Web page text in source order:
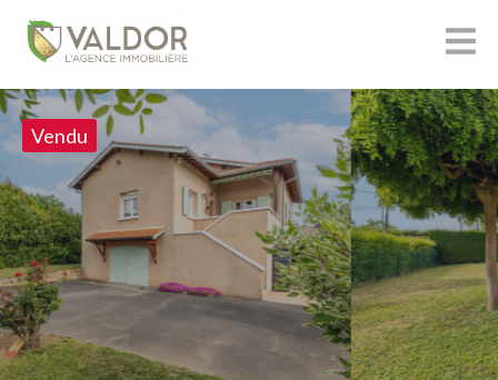
Vendu